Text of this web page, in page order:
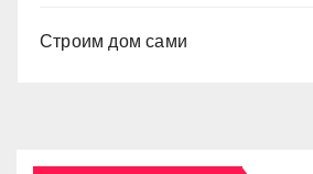
Строим дом сами